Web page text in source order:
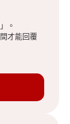
。
才能回覆